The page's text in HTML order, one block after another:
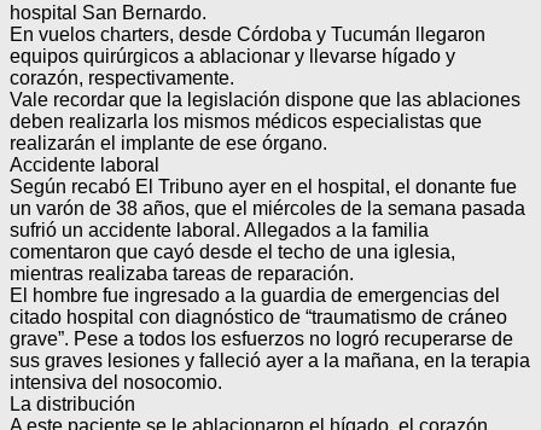
hospital San Bernardo.
En vuelos charters, desde Córdoba y Tucumán llegaron
equipos quirúrgicos a ablacionar y llevarse hígado y
corazón, respectivamente.
Vale recordar que la legislación dispone que las ablaciones
deben realizarla los mismos médicos especialistas que
realizarán el implante de ese órgano.
Accidente laboral
Según recabó El Tribuno ayer en el hospital, el donante fue
un varón de 38 años, que el miércoles de la semana pasada
sufrió un accidente laboral. Allegados a la familia
comentaron que cayó desde el techo de una iglesia,
mientras realizaba tareas de reparación.
El hombre fue ingresado a la guardia de emergencias del
citado hospital con diagnóstico de “traumatismo de cráneo
grave”. Pese a todos los esfuerzos no logró recuperarse de
sus graves lesiones y falleció ayer a la mañana, en la terapia
intensiva del nosocomio.
La distribución
A este paciente se le ablacionaron el hígado, el corazón,